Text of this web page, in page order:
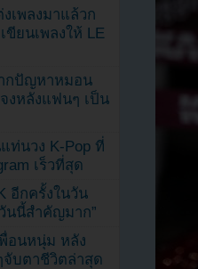
เพลงมาแล้วก
ขียนเพลงให้ LE
กปัญหาหมอน
งหลังแฟนๆ เป็น
ท่นวง K-Pop ที่
เร็วที่สุด
อีกครั้งในวัน
นนี้สำคัญมาก”
อนหนุ่ม หลัง
บตาชีวิตล่าสุด